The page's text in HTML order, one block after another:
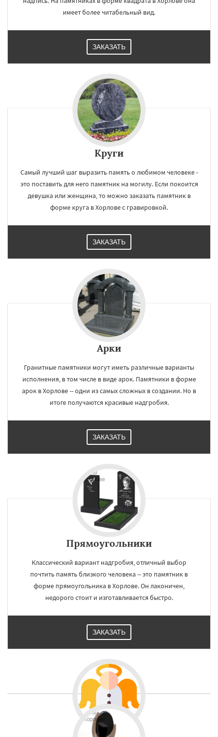
имеет более читабельный вид.
ЗАКАЗАТЬ
Круги
Самый лучший шаг выразить память о любимом человеке -
это поставить для него памятник на могилу. Если покоится
девушка или женщина, то можно заказать памятник в
форме круга в Хорлове с гравировкой.
ЗАКАЗАТЬ
Арки
Гранитные памятники могут иметь различные варианты
исполнения, в том числе в виде арок. Памятники в форме
арок в Хорлове -- одни из самых сложных в создании. Но в
итоге получаются красивые надгробия.
ЗАКАЗАТЬ
Прямоугольники
Классический вариант надгробия, отличный выбор
почтить память близкого человека -- это памятник в
форме прямоугольника в Хорлове. Он лаконичен,
недорого стоит и изготавливается быстро.
ЗАКАЗАТЬ